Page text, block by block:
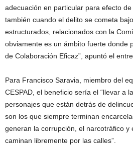
adecuación en particular para efecto de
también cuando el delito se cometa
estructurados, relacionados con la
obviamente es un ámbito fuerte donde
de Colaboración Eficaz”, apuntó el
Para Francisco Saravia, miembro del
CESPAD, el beneficio sería el “llevar a
personajes que están detrás de
son los que siempre terminan
generan la corrupción, el narcotráfico y
caminan libremente por las calles”.